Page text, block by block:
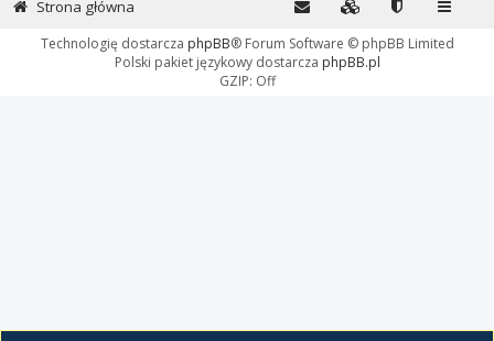
Strona główna
Technologię dostarcza phpBB® Forum Software © phpBB Limited
Polski pakiet językowy dostarcza phpBB.pl
GZIP: Off